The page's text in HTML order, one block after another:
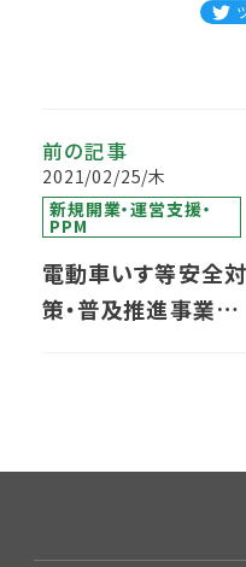
前の記事
2021/02/25/木
新規開業・運営支援・
PPM
電動車いす等安全対
策・普及推進事業シ